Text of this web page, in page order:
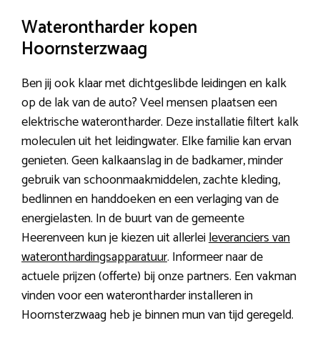
Waterontharder kopen
Hoornsterzwaag
Ben jij ook klaar met dichtgeslibde leidingen en kalk
op de lak van de auto? Veel mensen plaatsen een
elektrische waterontharder. Deze installatie filtert kalk
moleculen uit het leidingwater. Elke familie kan ervan
genieten. Geen kalkaanslag in de badkamer, minder
gebruik van schoonmaakmiddelen, zachte kleding,
bedlinnen en handdoeken en een verlaging van de
energielasten. In de buurt van de gemeente
Heerenveen kun je kiezen uit allerleileveranciers van
wateronthardingsapparatuur. Informeer naar de
actuele prijzen (offerte) bij onze partners. Een vakman
vinden voor een waterontharder installeren in
Hoornsterzwaag heb je binnen mun van tijd geregeld.